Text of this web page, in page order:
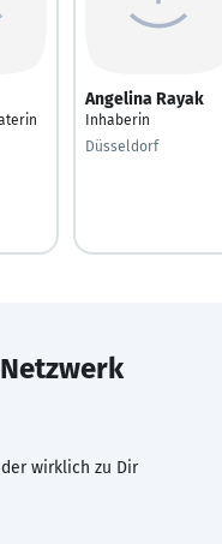
Angelina Rayak
Inhaberin
Düsseldorf
wirklich zu Dir